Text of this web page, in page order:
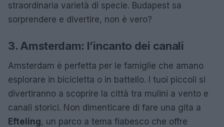
straordinaria varietà di specie. Budapest sa
sorprendere e divertire, non è vero?
3. Amsterdam: l’incanto dei canali
Amsterdam è perfetta per le famiglie che amano
esplorare in bicicletta o in battello. I tuoi piccoli si
divertiranno a scoprire la città tra mulini a vento e
canali storici. Non dimenticare di fare una gita a
Efteling, un parco a tema fiabesco che offre